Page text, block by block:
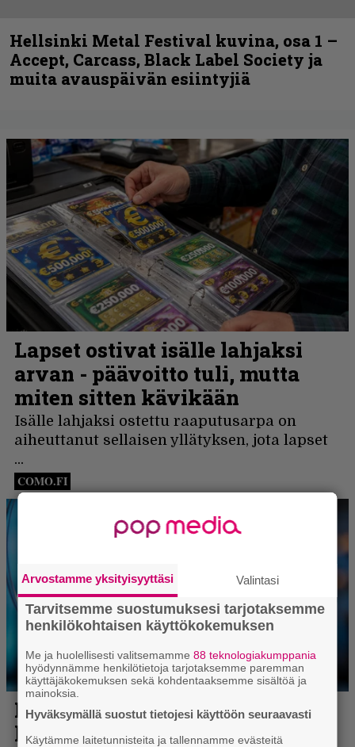
Hellsinki Metal Festival kuvina, osa 1 –
Accept, Carcass, Black Label Society ja
muita avauspäivän esiintyjiä
Arvostamme yksityisyyttäsi Valintasi
Tarvitsemme suostumuksesi tarjotaksemme
henkilökohtaisen käyttökokemuksen
Me ja huolellisesti valitsemamme88 teknologiakumppania
hyödynnämme henkilötietoja tarjotaksemme paremman
käyttäjäkokemuksen sekä kohdentaaksemme sisältöä ja
mainoksia.
Hyväksymällä suostut tietojesi käyttöön seuraavasti
Käytämme laitetunnisteita ja tallennamme evästeitä